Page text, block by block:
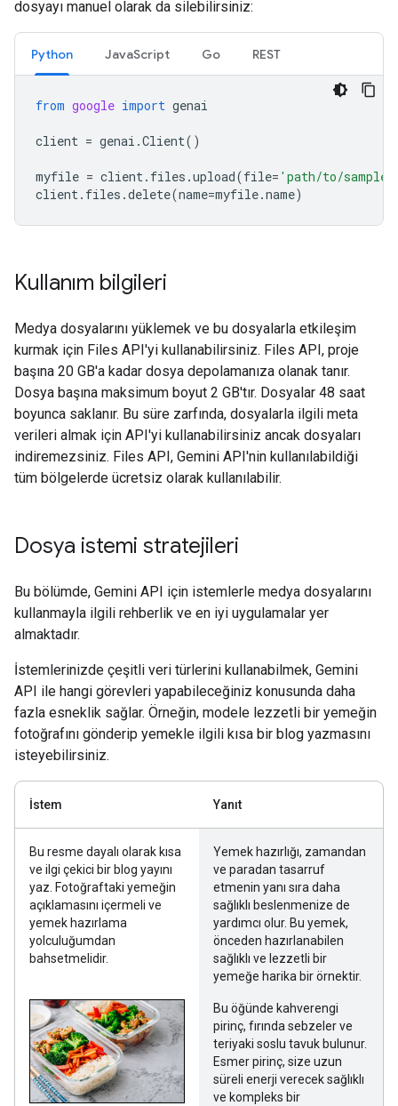
dosyayı manuel olarak da silebilirsiniz:
Python JavaScript Go REST
from google import genai
client = genai .Client()
myfile = client. files .upload(file= 'path/to/
client. files .delete(name=myfile.name)
Kullanım bilgileri
Medya dosyalarını yüklemek ve bu dosyalarla etkileşim
kurmak için Files API'yi kullanabilirsiniz. Files API, proje
başına 20 GB'a kadar dosya depolamanıza olanak tanır.
Dosya başına maksimum boyut 2 GB'tır. Dosyalar 48 saat
boyunca saklanır. Bu süre zarfında, dosyalarla ilgili meta
verileri almak için API'yi kullanabilirsiniz ancak dosyaları
indiremezsiniz. Files API, Gemini API'nin kullanılabildiği
tüm bölgelerde ücretsiz olarak kullanılabilir.
Dosya istemi stratejileri
Bu bölümde, Gemini API için istemlerle medya dosyalarını
kullanmayla ilgili rehberlik ve en iyi uygulamalar yer
almaktadır.
İstemlerinizde çeşitli veri türlerini kullanabilmek, Gemini
API ile hangi görevleri yapabileceğiniz konusunda daha
fazla esneklik sağlar. Örneğin, modele lezzetli bir yemeğin
fotoğrafını gönderip yemekle ilgili kısa bir blog yazmasını
isteyebilirsiniz.
İstem Yanıt
Bu resme dayalı olarak kısa
ve ilgi çekici bir blog yayını
yaz. Fotoğraftaki yemeğin
açıklamasını içermeli ve
yemek hazırlama
yolculuğumdan
bahsetmelidir.
Yemek hazırlığı, zamandan
ve paradan tasarruf
etmenin yanı sıra daha
sağlıklı beslenmenize de
yardımcı olur. Bu yemek,
önceden hazırlanabilen
sağlıklı ve lezzetli bir
yemeğe harika bir örnektir.
Bu öğünde kahverengi
pirinç, fırında sebzeler ve
teriyaki soslu tavuk bulunur.
Esmer pirinç, size uzun
süreli enerji verecek sağlıklı
ve kompleks bir